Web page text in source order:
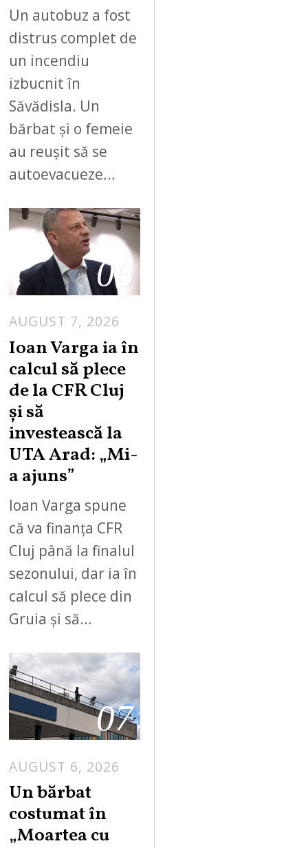
Un autobuz a fost
distrus complet de
un incendiu
izbucnit în
Săvădisla. Un
bărbat și o femeie
au reușit să se
autoevacueze…
06
AUGUST 7, 2026
Ioan Varga ia în
calcul să plece
de la CFR Cluj
și să
investească la
UTA Arad: „Mi-
a ajuns”
Ioan Varga spune
că va finanța CFR
Cluj până la finalul
sezonului, dar ia în
calcul să plece din
Gruia și să…
07
AUGUST 6, 2026
Un bărbat
costumat în
„Moartea cu